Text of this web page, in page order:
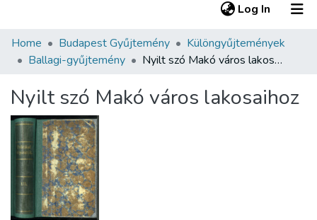
Log In (current)
Communities & Collections
Statistics
About us
Home Budapest Gyűjtemény
Különgyűjtemények
Ballagi-gyűjtemény
Nyilt szó Makó város lakosaihoz
Nyilt szó Makó város lakosaihoz